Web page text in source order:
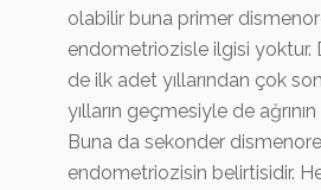
olabilir buna primer
endometriozisle ilgisi yoktur.
de ilk adet yıllarından çok
yılların geçmesiyle de
Buna da sekonder
endometriozisin belirtisidir.